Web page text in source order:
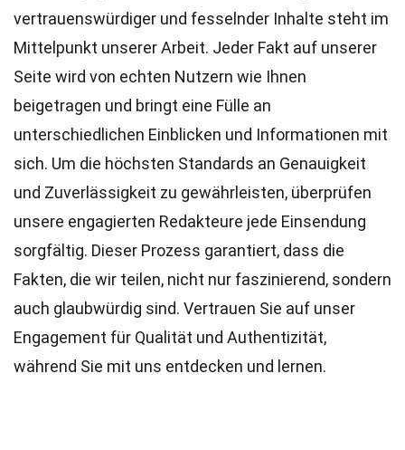
vertrauenswürdiger und fesselnder Inhalte steht im
Mittelpunkt unserer Arbeit. Jeder Fakt auf unserer
Seite wird von echten Nutzern wie Ihnen
beigetragen und bringt eine Fülle an
unterschiedlichen Einblicken und Informationen mit
sich. Um die höchsten Standards an Genauigkeit
und Zuverlässigkeit zu gewährleisten, überprüfen
unsere engagierten Redakteure jede Einsendung
sorgfältig. Dieser Prozess garantiert, dass die
Fakten, die wir teilen, nicht nur faszinierend, sondern
auch glaubwürdig sind. Vertrauen Sie auf unser
Engagement für Qualität und Authentizität,
während Sie mit uns entdecken und lernen.